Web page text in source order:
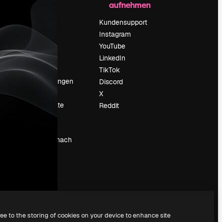
Reviews
Suchtrends
Blog
Veranstaltungen
Deine Inhalte
verkaufen
Suchst du nach
aufnehmen
Kundensupport
Instagram
YouTube
LinkedIn
TikTok
Discord
X
Reddit
to the storing of cookies on your device to enhance site